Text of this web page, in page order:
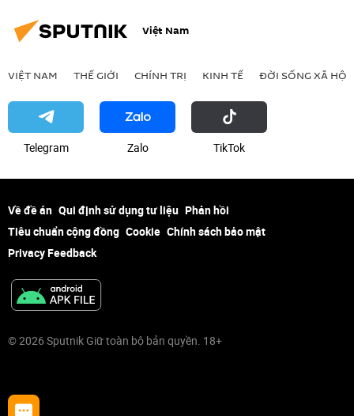
Việt Nam
VIỆT NAM THẾ GIỚI CHÍNH TRỊ KINH TẾ ĐỜI SỐNG XÃ HỘI
Telegram Zalo ТikТоk
Về đề án Qui định sử dụng tư liệu Phản hồi
Tiêu chuẩn cộng đồng Cookie Chính sách bảo mật
Privacy Feedback
© 2026 Sputnik Giữ toàn bộ bản quyền. 18+